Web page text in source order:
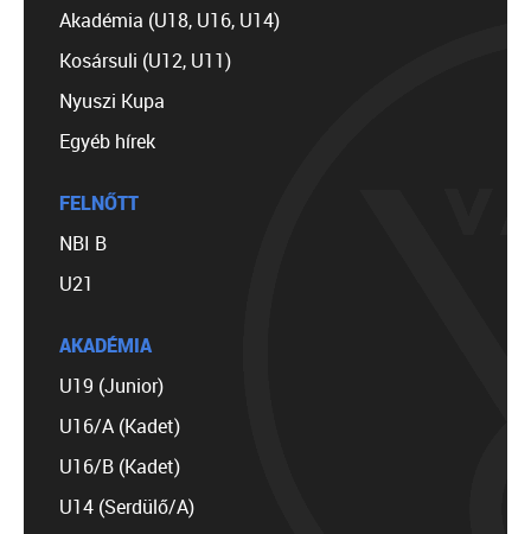
Akadémia (U18, U16, U14)
Kosársuli (U12, U11)
Nyuszi Kupa
Egyéb hírek
FELNŐTT
NBI B
U21
AKADÉMIA
U19 (Junior)
U16/A (Kadet)
U16/B (Kadet)
U14 (Serdülő/A)